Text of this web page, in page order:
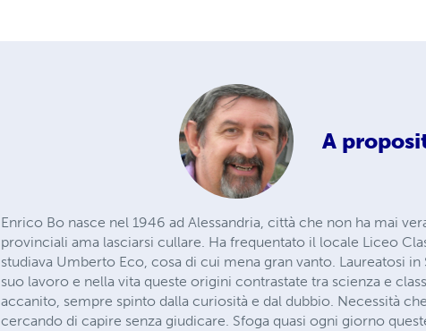
A
Enrico Bo nasce nel 1946 ad Alessandria, città che non ha mai
provinciali ama lasciarsi cullare. Ha frequentato il locale Liceo
studiava Umberto Eco, cosa di cui mena gran vanto. Laureatosi
suo lavoro e nella vita queste origini contrastate tra scienza e
accanito, sempre spinto dalla curiosità e dal dubbio. Necessità
cercando di capire senza giudicare. Sfoga quasi ogni giorno